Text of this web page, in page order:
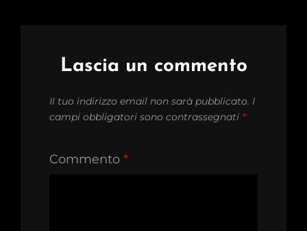
Lascia un commento
Il tuo indirizzo email non sarà pubblicato. I
campi obbligatori sono contrassegnati *
Commento *